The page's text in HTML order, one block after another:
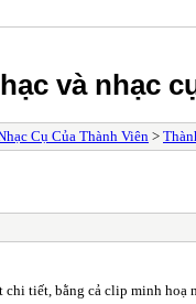
và nhạc
Cụ Của Thành Viên >
chi tiết, bằng cả clip minh hoạ